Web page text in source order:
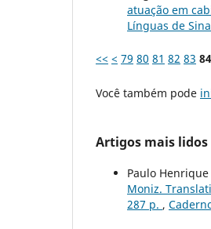
atuação em
Línguas de
<< < 79 80 81 82 83 84
Você também pode
Artigos mais
Paulo
Moniz.
287 p. ,